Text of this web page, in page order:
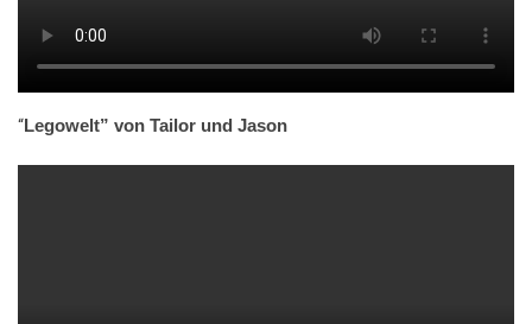
“Legowelt” von Tailor und Jason